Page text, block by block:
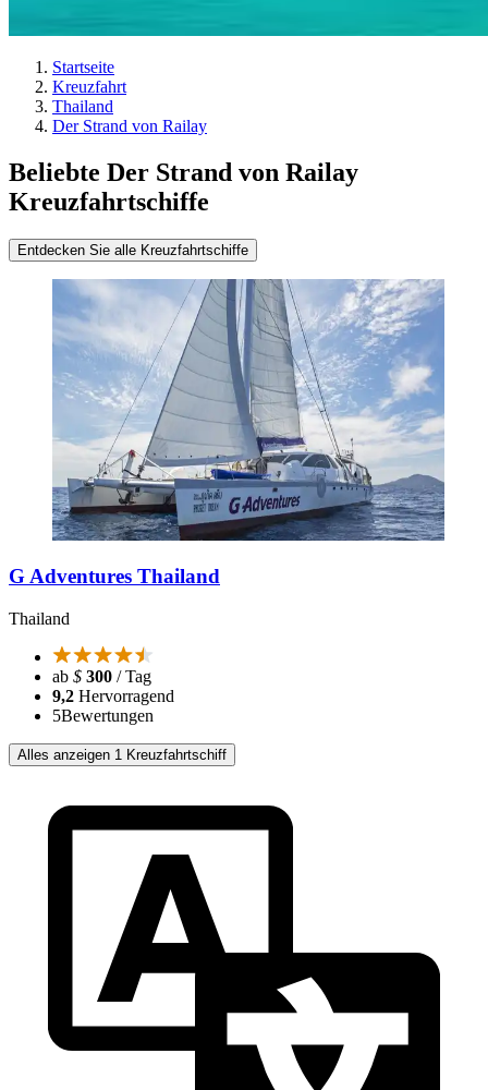
Startseite
Kreuzfahrt
Thailand
Der Strand von Railay
Beliebte Der Strand von Railay
Kreuzfahrtschiffe
Entdecken Sie alle Kreuzfahrtschiffe
G Adventures Thailand
Thailand
ab $ 300 / Tag
9,2 Hervorragend
5Bewertungen
Alles anzeigen 1 Kreuzfahrtschiff